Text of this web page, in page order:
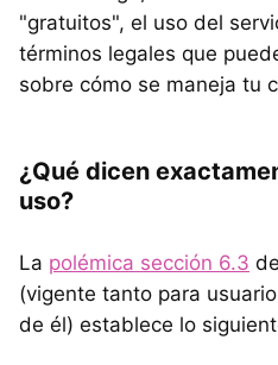
"gratuitos", el uso del
términos legales que
sobre cómo se maneja tu
¿Qué dicen
uso?
La polémica sección 6.3
(vigente tanto para
de él) establece lo